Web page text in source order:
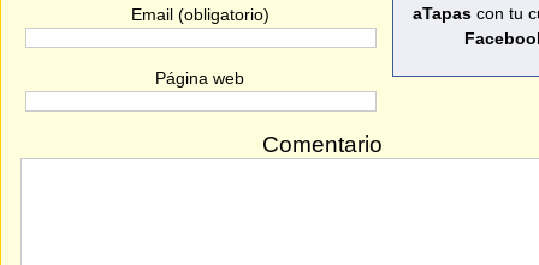
Email (obligatorio)
Página web
aTapascon tu
Comentario